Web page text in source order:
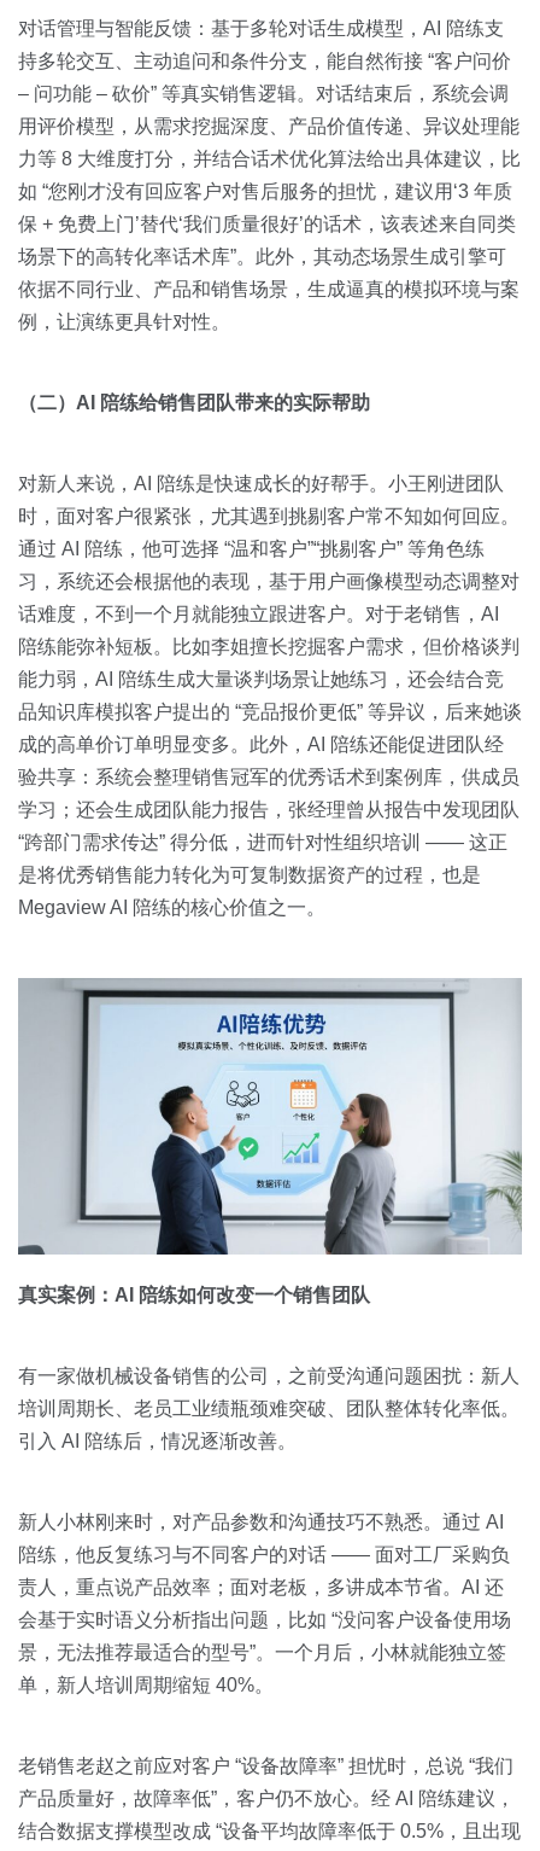
对话管理与智能反馈：基于多轮对话生成模型，AI 陪练支
持多轮交互、主动追问和条件分支，能自然衔接 “客户问价
– 问功能 – 砍价” 等真实销售逻辑。对话结束后，系统会调
用评价模型，从需求挖掘深度、产品价值传递、异议处理能
力等 8 大维度打分，并结合话术优化算法给出具体建议，比
如 “您刚才没有回应客户对售后服务的担忧，建议用‘3 年质
保 + 免费上门’替代‘我们质量很好’的话术，该表述来自同类
场景下的高转化率话术库”。此外，其动态场景生成引擎可
依据不同行业、产品和销售场景，生成逼真的模拟环境与案
例，让演练更具针对性。
（二）AI 陪练给销售团队带来的实际帮助
对新人来说，AI 陪练是快速成长的好帮手。小王刚进团队
时，面对客户很紧张，尤其遇到挑剔客户常不知如何回应。
通过 AI 陪练，他可选择 “温和客户”“挑剔客户” 等角色练
习，系统还会根据他的表现，基于用户画像模型动态调整对
话难度，不到一个月就能独立跟进客户。对于老销售，AI
陪练能弥补短板。比如李姐擅长挖掘客户需求，但价格谈判
能力弱，AI 陪练生成大量谈判场景让她练习，还会结合竞
品知识库模拟客户提出的 “竞品报价更低” 等异议，后来她谈
成的高单价订单明显变多。此外，AI 陪练还能促进团队经
验共享：系统会整理销售冠军的优秀话术到案例库，供成员
学习；还会生成团队能力报告，张经理曾从报告中发现团队
“跨部门需求传达” 得分低，进而针对性组织培训 —— 这正
是将优秀销售能力转化为可复制数据资产的过程，也是
Megaview AI 陪练的核心价值之一。
真实案例：AI 陪练如何改变一个销售团队
有一家做机械设备销售的公司，之前受沟通问题困扰：新人
培训周期长、老员工业绩瓶颈难突破、团队整体转化率低。
引入 AI 陪练后，情况逐渐改善。
新人小林刚来时，对产品参数和沟通技巧不熟悉。通过 AI
陪练，他反复练习与不同客户的对话 —— 面对工厂采购负
责人，重点说产品效率；面对老板，多讲成本节省。AI 还
会基于实时语义分析指出问题，比如 “没问客户设备使用场
景，无法推荐最适合的型号”。一个月后，小林就能独立签
单，新人培训周期缩短 40%。
老销售老赵之前应对客户 “设备故障率” 担忧时，总说 “我们
产品质量好，故障率低”，客户仍不放心。经 AI 陪练建议，
结合数据支撑模型改成 “设备平均故障率低于 0.5%，且出现